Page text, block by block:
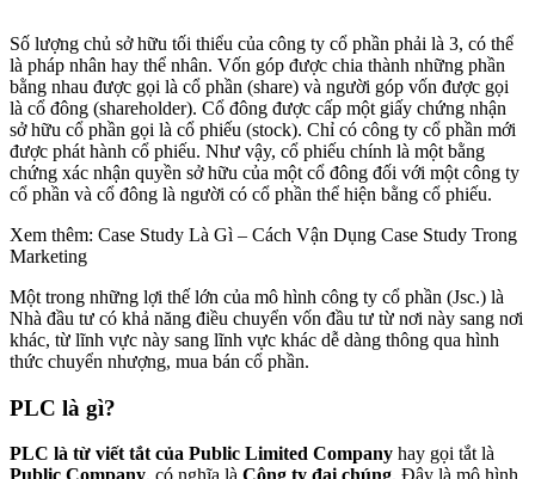
Số lượng chủ sở hữu tối thiểu của công ty cổ phần phải là 3, có thể
là pháp nhân hay thể nhân. Vốn góp được chia thành những phần
bằng nhau được gọi là cổ phần (share) và người góp vốn được gọi
là cổ đông (shareholder). Cổ đông được cấp một giấy chứng nhận
sở hữu cổ phần gọi là cổ phiếu (stock). Chỉ có công ty cổ phần mới
được phát hành cổ phiếu. Như vậy, cổ phiếu chính là một bằng
chứng xác nhận quyền sở hữu của một cổ đông đối với một công ty
cổ phần và cổ đông là người có cổ phần thể hiện bằng cổ phiếu.
Xem thêm: Case Study Là Gì – Cách Vận Dụng Case Study Trong
Marketing
Một trong những lợi thế lớn của mô hình công ty cổ phần (Jsc.) là
Nhà đầu tư có khả năng điều chuyển vốn đầu tư từ nơi này sang nơi
khác, từ lĩnh vực này sang lĩnh vực khác dễ dàng thông qua hình
thức chuyển nhượng, mua bán cổ phần.
PLC là gì?
PLC là từ viết tắt của Public Limited Company hay gọi tắt là